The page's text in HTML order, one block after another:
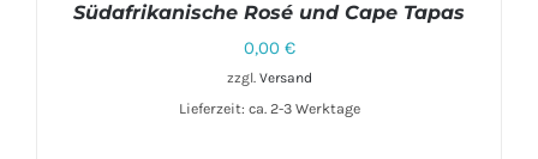
Südafrikanische Rosé und Cape Tapas
0,00 €
zzgl. Versand
Lieferzeit: ca. 2-3 Werktage